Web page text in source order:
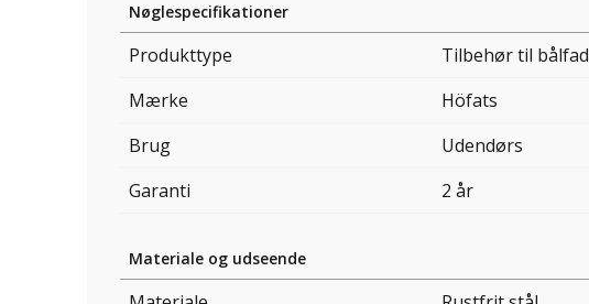
Nøglespecifikationer
Produkttype
Tilbehør til bålfad
Mærke
Höfats
Brug
Udendørs
Garanti
2 år
Materiale og udseende